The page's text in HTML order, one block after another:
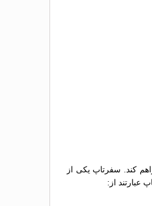
کند. سفرتاپ یکی از
عبارتند از: